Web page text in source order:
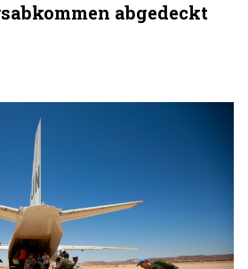
abgedeckt